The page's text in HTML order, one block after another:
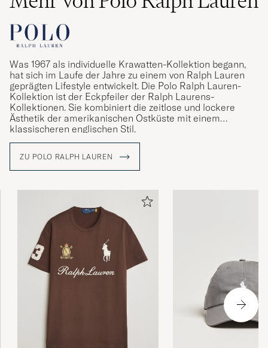
Was 1967 als individuelle Krawatten-Kollektion begann,
hat sich im Laufe der Jahre zu einem von Ralph Lauren
geprägten Lifestyle entwickelt. Die Polo Ralph Lauren-
Kollektion ist der Eckpfeiler der Ralph Laurens-
Kollektionen. Sie kombiniert die zeitlose und lockere
Ästhetik der amerikanischen Ostküste mit einem
klassischeren englischen Stil.
ZU POLO RALPH LAUREN